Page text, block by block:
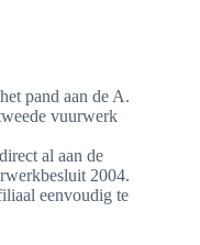
pand aan de A.
vuurwerk
al aan de
2004.
eenvoudig te